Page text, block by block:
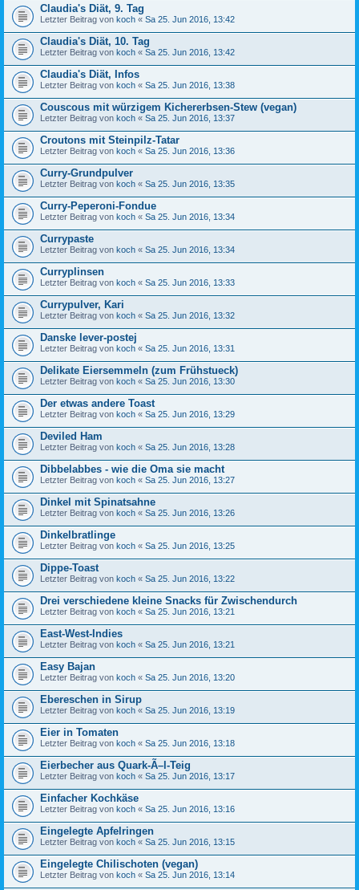
Claudia's Diät, 9. Tag
Letzter Beitrag von koch « Sa 25. Jun 2016, 13:42
Claudia's Diät, 10. Tag
Letzter Beitrag von koch « Sa 25. Jun 2016, 13:42
Claudia's Diät, Infos
Letzter Beitrag von koch « Sa 25. Jun 2016, 13:38
Couscous mit würzigem Kichererbsen-Stew (vegan)
Letzter Beitrag von koch « Sa 25. Jun 2016, 13:37
Croutons mit Steinpilz-Tatar
Letzter Beitrag von koch « Sa 25. Jun 2016, 13:36
Curry-Grundpulver
Letzter Beitrag von koch « Sa 25. Jun 2016, 13:35
Curry-Peperoni-Fondue
Letzter Beitrag von koch « Sa 25. Jun 2016, 13:34
Currypaste
Letzter Beitrag von koch « Sa 25. Jun 2016, 13:34
Curryplinsen
Letzter Beitrag von koch « Sa 25. Jun 2016, 13:33
Currypulver, Kari
Letzter Beitrag von koch « Sa 25. Jun 2016, 13:32
Danske lever-postej
Letzter Beitrag von koch « Sa 25. Jun 2016, 13:31
Delikate Eiersemmeln (zum Frühstueck)
Letzter Beitrag von koch « Sa 25. Jun 2016, 13:30
Der etwas andere Toast
Letzter Beitrag von koch « Sa 25. Jun 2016, 13:29
Deviled Ham
Letzter Beitrag von koch « Sa 25. Jun 2016, 13:28
Dibbelabbes - wie die Oma sie macht
Letzter Beitrag von koch « Sa 25. Jun 2016, 13:27
Dinkel mit Spinatsahne
Letzter Beitrag von koch « Sa 25. Jun 2016, 13:26
Dinkelbratlinge
Letzter Beitrag von koch « Sa 25. Jun 2016, 13:25
Dippe-Toast
Letzter Beitrag von koch « Sa 25. Jun 2016, 13:22
Drei verschiedene kleine Snacks für Zwischendurch
Letzter Beitrag von koch « Sa 25. Jun 2016, 13:21
East-West-Indies
Letzter Beitrag von koch « Sa 25. Jun 2016, 13:21
Easy Bajan
Letzter Beitrag von koch « Sa 25. Jun 2016, 13:20
Ebereschen in Sirup
Letzter Beitrag von koch « Sa 25. Jun 2016, 13:19
Eier in Tomaten
Letzter Beitrag von koch « Sa 25. Jun 2016, 13:18
Eierbecher aus Quark-Ã–l-Teig
Letzter Beitrag von koch « Sa 25. Jun 2016, 13:17
Einfacher Kochkäse
Letzter Beitrag von koch « Sa 25. Jun 2016, 13:16
Eingelegte Apfelringen
Letzter Beitrag von koch « Sa 25. Jun 2016, 13:15
Eingelegte Chilischoten (vegan)
Letzter Beitrag von koch « Sa 25. Jun 2016, 13:14